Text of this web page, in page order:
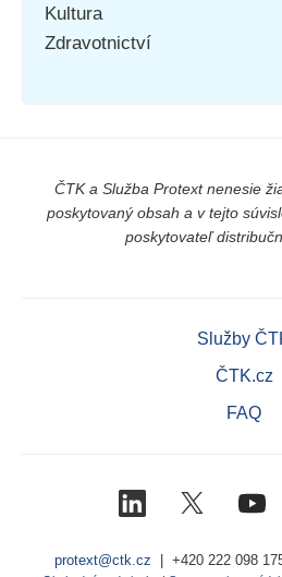
Kultura
Zdravotnictví
ČTK a Služba Protext nenesie
poskytovaný obsah a v tejto
poskytovateľ
Služby
ČTK.cz
FAQ
LinkedIn
protext@ctk.cz +420 222 098